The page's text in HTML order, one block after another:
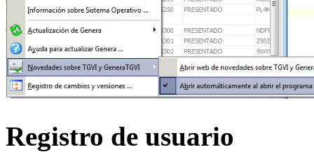
Registro de usuario